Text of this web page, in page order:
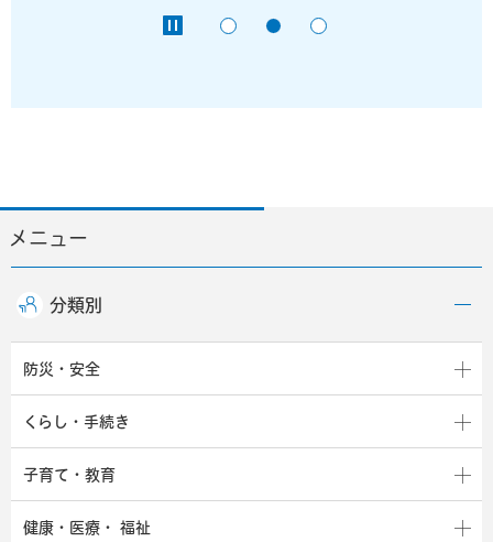
メニュー
分類別
防災・安全
くらし・手続き
子育て・教育
健康・医療・ 福祉